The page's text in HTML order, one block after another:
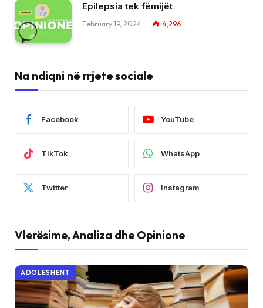
Epilepsia tek fëmijët
February 19, 2024 4,296
Na ndiqni në rrjete sociale
Facebook YouTube
TikTok WhatsApp
Twitter Instagram
Vlerësime, Analiza dhe Opinione
ADOLESHENT